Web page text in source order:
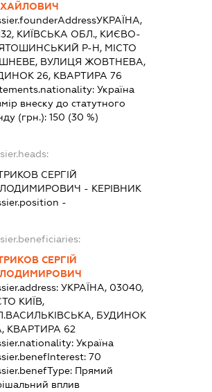
УКРАЇНА,
КИЇВСЬКА ОБЛ., КИЄВО-
Р-Н, МІСТО
ВУЛИЦЯ ЖОВТНЕВА,
26, КВАРТИРА 76
Україна
внеску до статутного
(грн.):150 (30 %)
СЕРГІЙ
- КЕРІВНИК
-
СЕРГІЙ
УКРАЇНА, 03040,
КИЇВ,
БУДИНОК
КВАРТИРА 62
Україна
70
Прямий
вплив